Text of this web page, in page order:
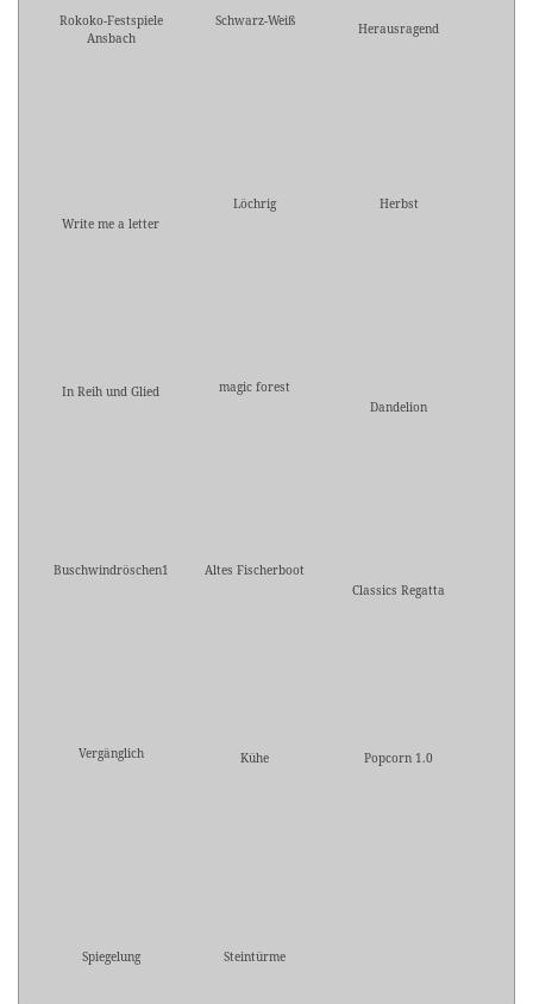
Rokoko-Festspiele
Ansbach
Schwarz-Weiß Herausragend
Write me a letter
Löchrig Herbst
In Reih und Glied
magic forest
Dandelion
Buschwindröschen1
Altes Fischerboot
Classics Regatta
Vergänglich Kühe Popcorn 1.0
Spiegelung Steintürme